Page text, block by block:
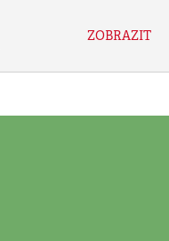
ZOBRAZIT